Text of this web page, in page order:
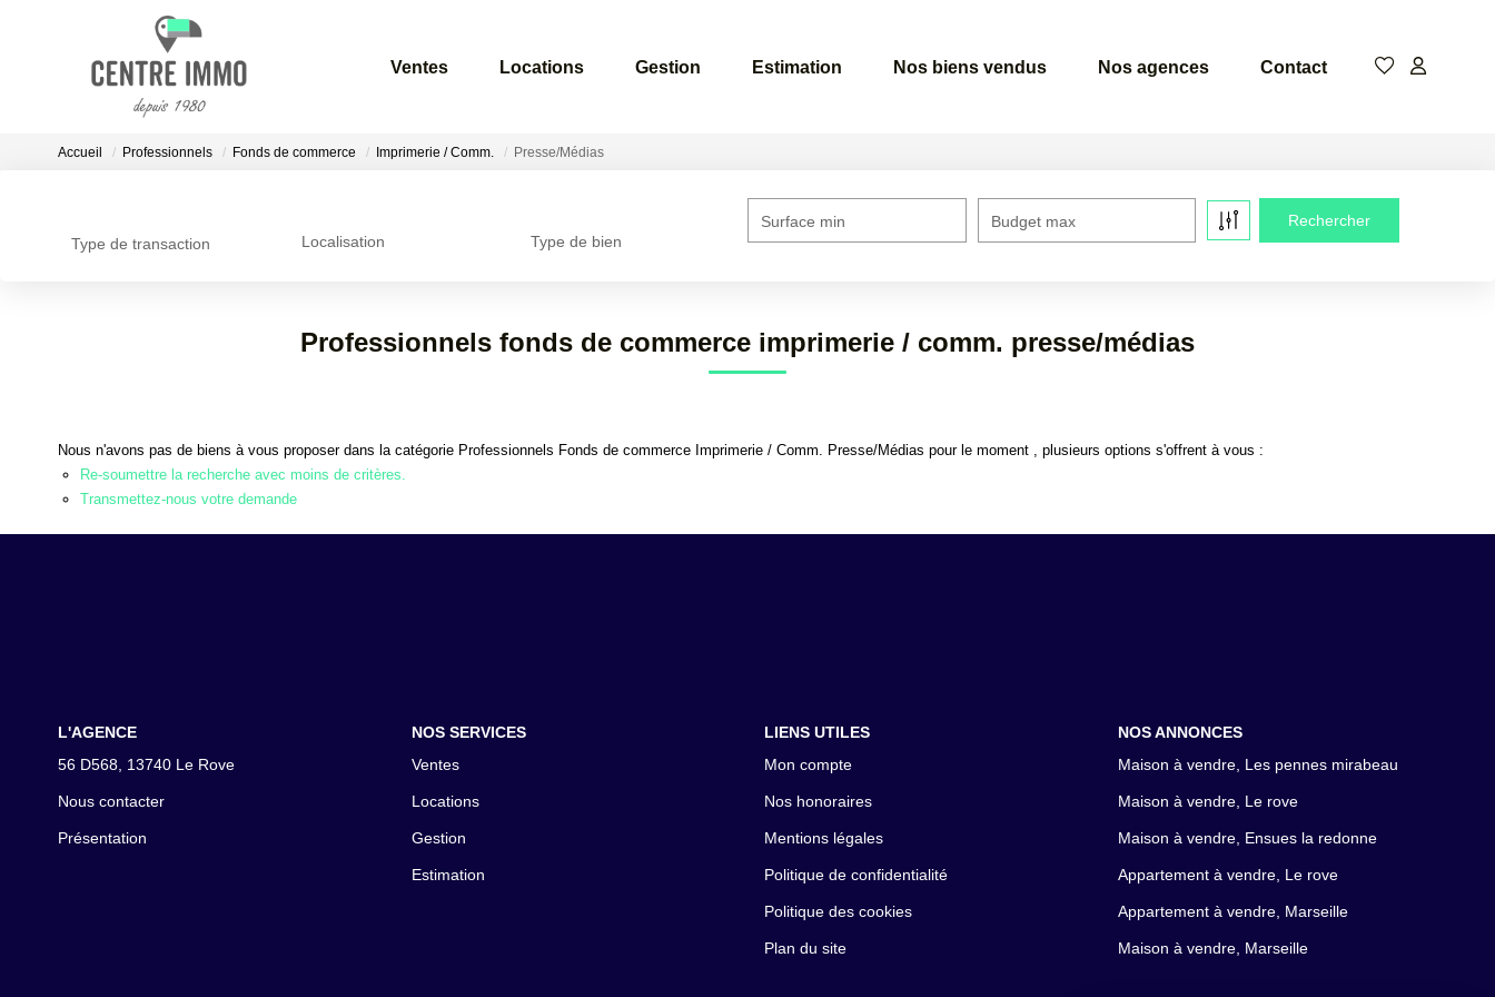
Ventes Locations Gestion Estimation Nos biens vendus Nos agences Contact
Accueil Professionnels Fonds de commerce Imprimerie / Comm. Presse/Médias
Type de transaction Localisation Type de bien
Surface min Budget max
Professionnels fonds de commerce imprimerie / comm. presse/médias
Nous n'avons pas de biens à vous proposer dans la catégorie Professionnels Fonds de commerce Imprimerie / Comm. Presse/Médias pour le moment , plusieurs options s'offrent à vous :
Re-soumettre la recherche avec moins de critères.
Transmettez-nous votre demande
L'AGENCE
56 D568, 13740 Le Rove
Nous contacter
Présentation
NOS SERVICES
Ventes
Locations
Gestion
Estimation
LIENS UTILES
Mon compte
Nos honoraires
Mentions légales
Politique de confidentialité
Politique des cookies
Plan du site
NOS ANNONCES
Maison à vendre, Les pennes mirabeau
Maison à vendre, Le rove
Maison à vendre, Ensues la redonne
Appartement à vendre, Le rove
Appartement à vendre, Marseille
Maison à vendre, Marseille